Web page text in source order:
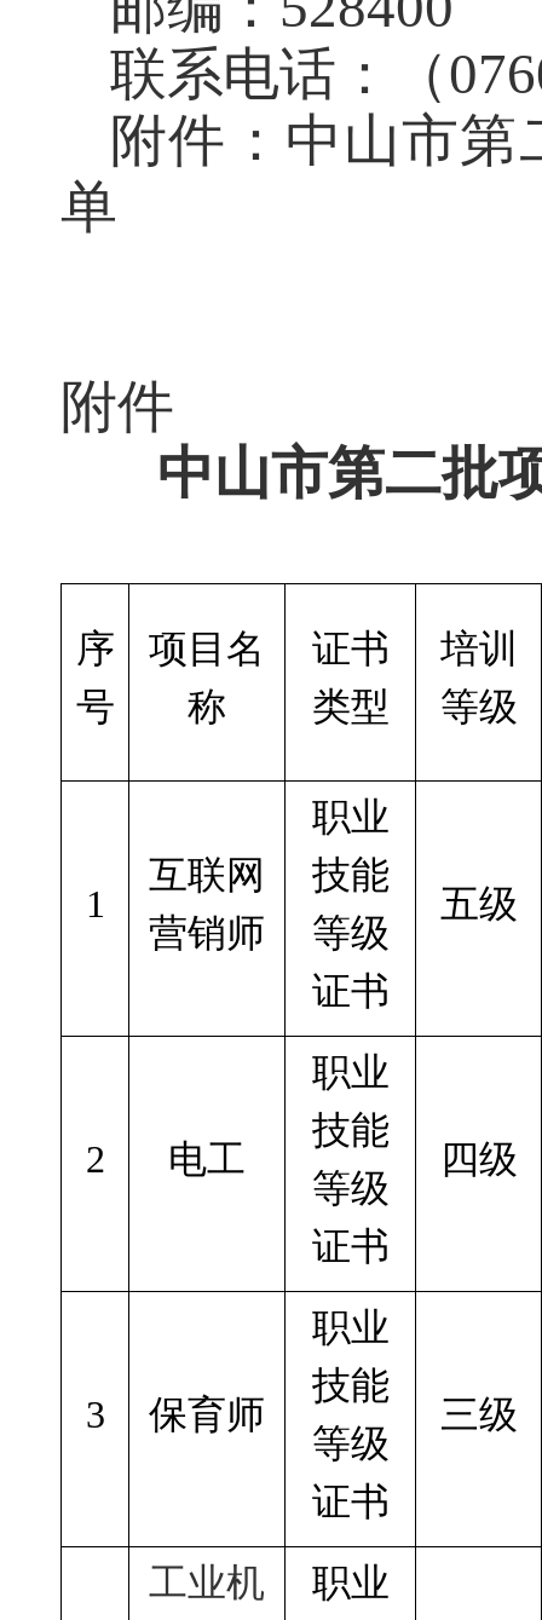
联系电话：（
附件：中山市
单
附件
中山市第二批
序
号
项目名
称
证书
类型
培训
等级
1
互联网
营销师
职业
技能
等级
证书
五级
2 电工
职业
技能
等级
证书
四级
3 保育师
职业
技能
等级
证书
三级
工业机
职业